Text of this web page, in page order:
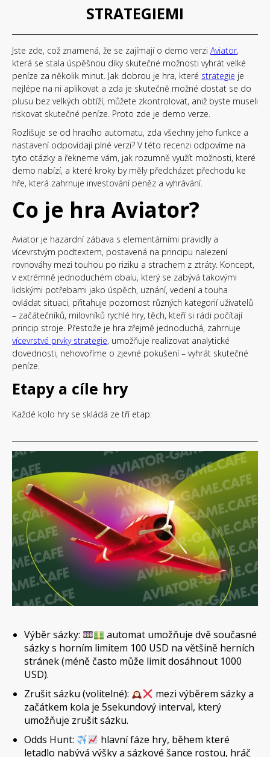
STRATEGIEMI
Jste zde, což znamená, že se zajímají o demo verzi Aviator,
která se stala úspěšnou díky skutečné možnosti vyhrát velké
peníze za několik minut. Jak dobrou je hra, které strategie je
nejlépe na ni aplikovat a zda je skutečně možné dostat se do
plusu bez velkých obtíží, můžete zkontrolovat, aniž byste museli
riskovat skutečné peníze. Proto zde je demo verze.
Rozlišuje se od hracího automatu, zda všechny jeho funkce a
nastavení odpovídají plné verzi? V této recenzi odpovíme na
tyto otázky a řekneme vám, jak rozumně využít možnosti, které
demo nabízí, a které kroky by měly předcházet přechodu ke
hře, která zahrnuje investování peněz a vyhrávání.
Co je hra Aviator?
Aviator je hazardní zábava s elementárními pravidly a
vícevrstvým podtextem, postavená na principu nalezení
rovnováhy mezi touhou po riziku a strachem z ztráty. Koncept,
v extrémně jednoduchém obalu, který se zabývá takovými
lidskými potřebami jako úspěch, uznání, vedení a touha
ovládat situaci, přitahuje pozornost různých kategorií uživatelů
– začátečníků, milovníků rychlé hry, těch, kteří si rádi počítají
princip stroje. Přestože je hra zřejmě jednoduchá, zahrnuje
vícevrstvé prvky strategie, umožňuje realizovat analytické
dovednosti, nehovoříme o zjevné pokušení – vyhrát skutečné
peníze.
Etapy a cíle hry
Každé kolo hry se skládá ze tří etap:
Výběr sázky:
automat umožňuje dvě současné
sázky s horním limitem 100 USD na většině herních
stránek (méně často může limit dosáhnout 1000
USD).
Zrušit sázku (volitelné):
mezi výběrem sázky a
začátkem kola je 5sekundový interval, který
umožňuje zrušit sázku.
Odds Hunt:
hlavní fáze hry, během které
letadlo nabývá výšky a sázkové šance rostou, hráč